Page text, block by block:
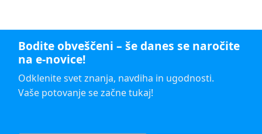
Bodite obveščeni – še danes se naročite
na e-novice!
Odklenite svet znanja, navdiha in ugodnosti.
Vaše potovanje se začne tukaj!